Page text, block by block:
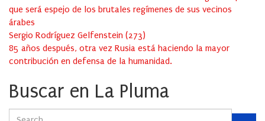
que será espejo de los brutales regímenes de sus vecinos
árabes
Sergio Rodríguez Gelfenstein (273)
85 años después, otra vez Rusia está haciendo la mayor
contribución en defensa de la humanidad.
Buscar en La Pluma